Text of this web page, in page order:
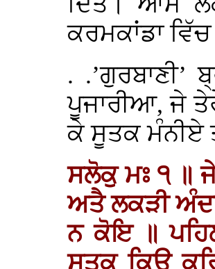
ਕਰਮਕਾਂਡਾ
.
ਪੂਜਾਰੀਆ, ਜੇ
ਕੇ ਸੂਤਕ ਮੰਨੀਏ
ਸਲੋਕੁ ਮਃ ੧ ॥
ਅਤੈ ਲਕੜੀ
ਨ ਕੋਇ ॥
ਸੂਤਕੁ ਕਿਉ